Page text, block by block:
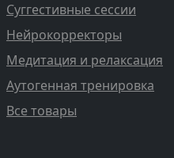
Суггестивные сессии
Нейрокорректоры
Медитация и релаксация
Аутогенная тренировка
Все товары